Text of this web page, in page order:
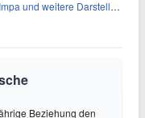
Darsteller sollen feststehen
Beziehung den